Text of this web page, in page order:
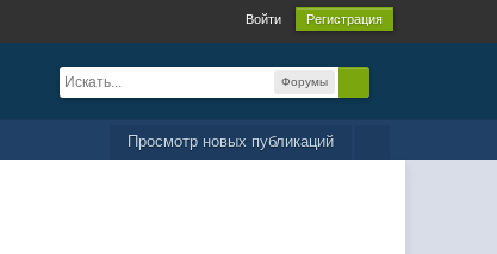
Войти Регистрация
Форумы
Просмотр новых публикаций